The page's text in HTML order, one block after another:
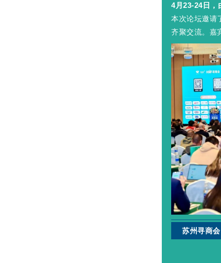
4月23-24日
本次论坛邀请
齐聚交流。嘉
苏州寻商会